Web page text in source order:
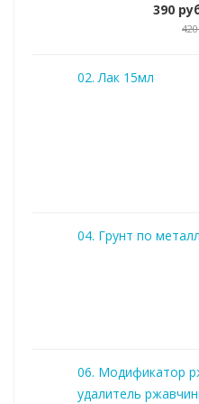
390
02. Лак 15мл
04. Грунт по
06. Модификатор
удалитель